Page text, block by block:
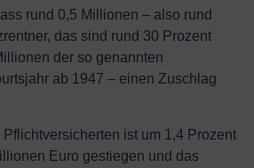
rund 0,5 Millionen – also rund
das sind rund 30 Prozent
der so genannten
ab 1947 – einen Zuschlag
ist um 1,4 Prozent
Euro gestiegen und das